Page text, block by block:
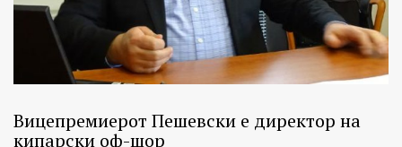
Вицепремиерот Пешевски е директор на
кипарски оф-шор